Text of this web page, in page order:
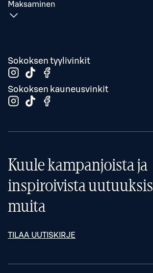
Maksaminen
Sokoksen tyylivinkit
Sokoksen kauneusvinkit
Kuule kampanjoista ja
inspiroivista
muita
TILAA UUTISKIRJE